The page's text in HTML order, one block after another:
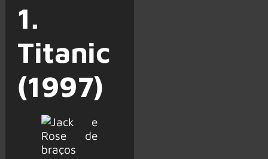
1.
Titanic
(1997)